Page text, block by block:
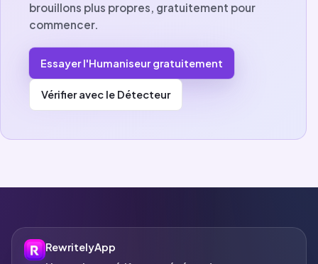
brouillons plus propres, gratuitement pour
commencer.
Essayer l'Humaniseur gratuitement
Vérifier avec le Détecteur
RewritelyApp